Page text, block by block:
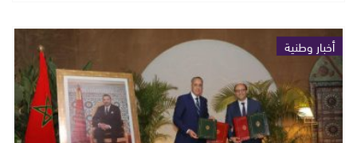
أخبار وطنية